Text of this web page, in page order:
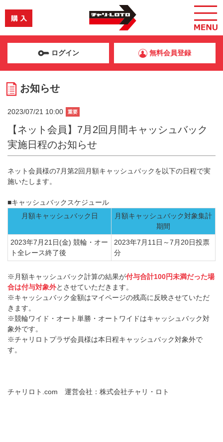
ログイン 無料会員登録
お知らせ
2023/07/21 10:00 重要
【ネット会員】7月2回月間キャッシュバック
実施日程のお知らせ
ネット会員様の7月第2回月額キャッシュバックを以下の日程で実
施いたします。
■キャッシュバックスケジュール
月額キャッシュバック日
月額キャッシュバック対象集計
期間
2023年7月21日(金) 競輪・オー
ト全レース終了後
2023年7月11日～7月20日投票
分
※月額キャッシュバック計算の結果が付与合計100円未満だった場
合は付与対象外とさせていただきます。
※キャッシュバック金額はマイページの残高に反映させていただ
きます。
※競輪ワイド・オート単勝・オートワイドはキャッシュバック対
象外です。
※チャリロトプラザ会員様は本日程キャッシュバック対象外で
す。
チャリロト.com 運営会社：株式会社チャリ・ロト